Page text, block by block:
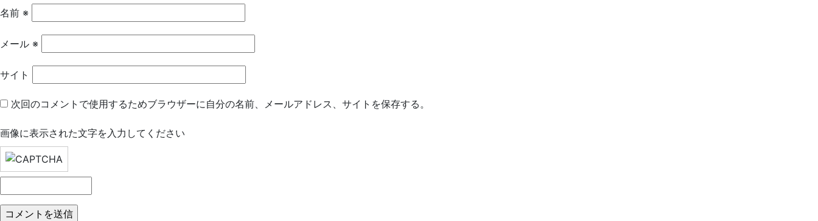
ン
名前 ※
メール ※
サイト
次回のコメントで使用するためブラウザーに自分の名前、メールアドレス、サイトを保存する。
画像に表示された文字を入力してください